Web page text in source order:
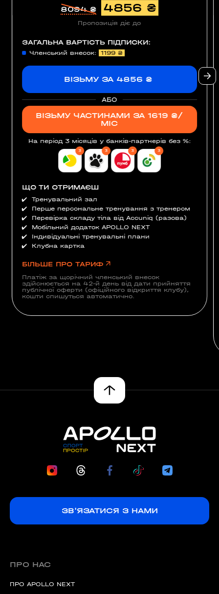
8094 ₴ 4856 ₴
Пропозиція діє до
ЗАГАЛЬНА ВАРТІСТЬ ПІДПИСКИ:
Членський внесок: 1199 ₴
ВІЗЬМУ ЗА 4856 ₴
АБО
ВІЗЬМУ ЧАСТИНАМИ ЗА 1619 ₴/
МІС
На період 3 місяців у банків-партнерів без %:
3
3 3 3
ЩО ТИ ОТРИМАЄШ
✔️
Тренувальний зал
✔️
Перше персональне тренування з тренером
✔️
Перевірка складу тіла від Accuniq (разова)
✔️
Мобільний додаток APOLLO NEXT
✔️
Індивідуальні тренувальні плани
✔️
Клубна картка
БІЛЬШЕ ПРО ТАРИФ
Платіж за щорічний членський внесок
здійснюється на 42-й день від дати прийняття
публічної оферти (офіційного відкриття клубу),
кошти спишуться автоматично.
ЗВ'ЯЗАТИСЯ З НАМИ
ПРО НАС
ПРО APOLLO NEXT